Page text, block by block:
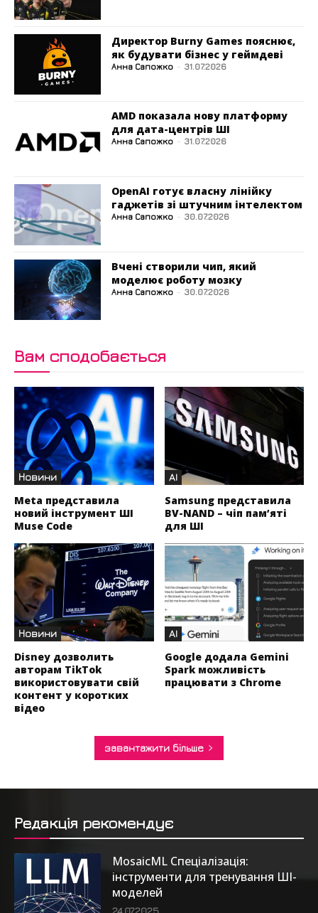
Директор Burny Games пояснює,
як будувати бізнес у геймдеві
Анна Сапожко - 31.07.2026
AMD показала нову платформу
для дата-центрів ШІ
Анна Сапожко - 31.07.2026
OpenAI готує власну лінійку
гаджетів зі штучним інтелектом
Анна Сапожко - 30.07.2026
Вчені створили чип, який
моделює роботу мозку
Анна Сапожко - 30.07.2026
Вам сподобається
Новини
Meta представила
новий інструмент ШІ
Muse Code
AI
Samsung представила
BV-NAND – чіп пам’яті
для ШІ
Новини
Disney дозволить
авторам TikTok
використовувати свій
контент у коротких
відео
AI
Google додала Gemini
Spark можливість
працювати з Chrome
завантажити більше
Редакція рекомендує
MosaicML Спеціалізація:
інструменти для тренування ШІ-
моделей
24.07.2025